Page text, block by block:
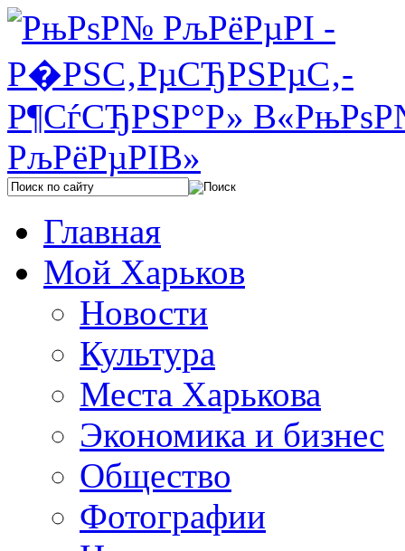
Главная
Мой Харьков
Новости
Культура
Места Харькова
Экономика и бизнес
Общество
Фотографии